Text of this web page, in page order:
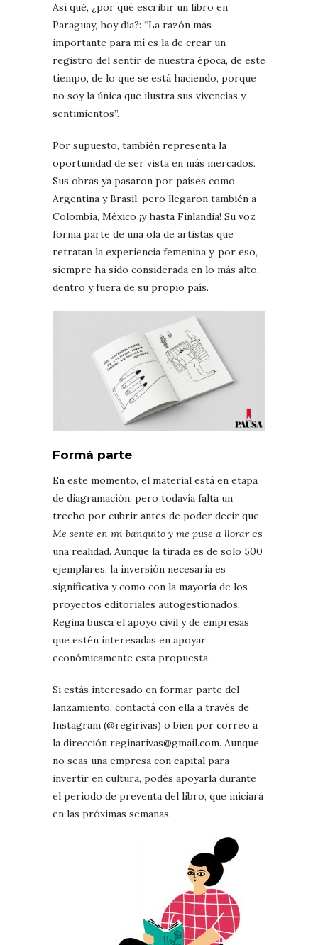
Así qué, ¿por qué escribir un libro en
Paraguay, hoy día?: “La razón más
importante para mí es la de crear un
registro del sentir de nuestra época, de este
tiempo, de lo que se está haciendo, porque
no soy la única que ilustra sus vivencias y
sentimientos”.
Por supuesto, también representa la
oportunidad de ser vista en más mercados.
Sus obras ya pasaron por países como
Argentina y Brasil, pero llegaron también a
Colombia, México ¡y hasta Finlandia! Su voz
forma parte de una ola de artistas que
retratan la experiencia femenina y, por eso,
siempre ha sido considerada en lo más alto,
dentro y fuera de su propio país.
Formá parte
En este momento, el material está en etapa
de diagramación, pero todavía falta un
trecho por cubrir antes de poder decir que
Me senté en mi banquito y me puse a llorares
una realidad. Aunque la tirada es de solo 500
ejemplares, la inversión necesaria es
significativa y como con la mayoría de los
proyectos editoriales autogestionados,
Regina busca el apoyo civil y de empresas
que estén interesadas en apoyar
económicamente esta propuesta.
Si estás interesado en formar parte del
lanzamiento, contactá con ella a través de
Instagram (@regirivas) o bien por correo a
la dirección reginarivas@gmail.com. Aunque
no seas una empresa con capital para
invertir en cultura, podés apoyarla durante
el periodo de preventa del libro, que iniciará
en las próximas semanas.